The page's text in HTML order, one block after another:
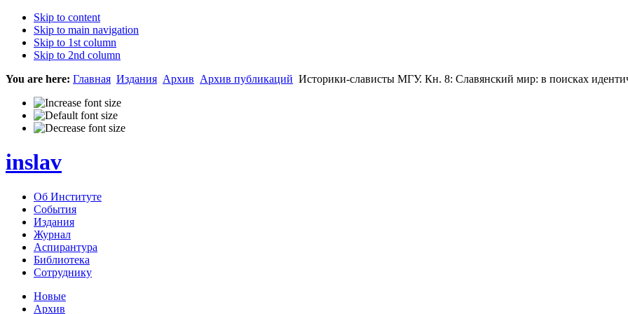
Skip to content
Skip to main navigation
Skip to 1st column
Skip to 2nd column
You are here: Главная Издания Архив Архив публикаций Историки-слависты МГУ. Кн. 8: Славянский мир: в поисках
inslav
Об Институте
События
Издания
Журнал
Аспирантура
Библиотека
Сотруднику
Новые
Архив